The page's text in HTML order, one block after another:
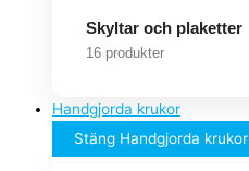
Skyltar och plaketter
16 produkter
Handgjorda krukor
Stäng Handgjorda krukor